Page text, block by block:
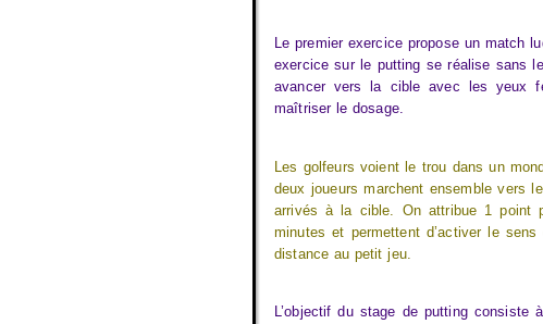
Le premier exercice propose un match
exercice sur le putting se réalise sans
avancer vers la cible avec les yeux
maîtriser le dosage.
Les golfeurs voient le trou dans un
deux joueurs marchent ensemble vers
arrivés à la cible. On attribue 1 point
minutes et permettent d’activer le
distance au petit jeu.
L’objectif du stage de putting